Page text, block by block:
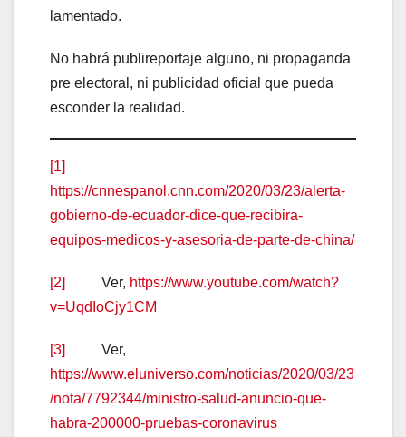
lamentado.
No habrá publireportaje alguno, ni propaganda
pre electoral, ni publicidad oficial que pueda
esconder la realidad.
[1]
https://cnnespanol.cnn.com/2020/03/23/alerta-
gobierno-de-ecuador-dice-que-recibira-
equipos-medicos-y-asesoria-de-parte-de-china/
[2] Ver, https://www.youtube.com/watch?
v=UqdIoCjy1CM
[3]
Ver,
https://www.eluniverso.com/noticias/2020/03/23
/nota/7792344/ministro-salud-anuncio-que-
habra-200000-pruebas-coronavirus